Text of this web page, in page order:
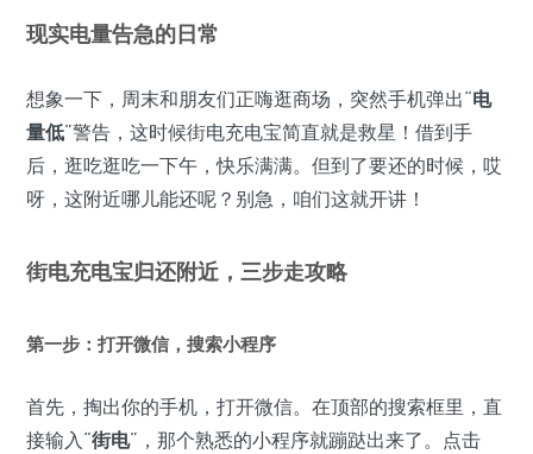
现实电量告急的日常
想象一下，周末和朋友们正嗨逛商场，突然手机弹出“电
量低”警告，这时候街电充电宝简直就是救星！借到手
后，逛吃逛吃一下午，快乐满满。但到了要还的时候，哎
呀，这附近哪儿能还呢？别急，咱们这就开讲！
街电充电宝归还附近，三步走攻略
第一步：打开微信，搜索小程序
首先，掏出你的手机，打开微信。在顶部的搜索框里，直
接输入“街电”，那个熟悉的小程序就蹦跶出来了。点击